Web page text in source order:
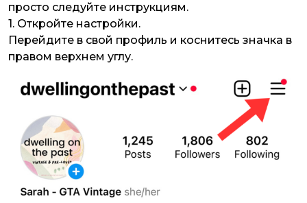
просто следуйте инструкциям.
1. Откройте настройки.
Перейдите в свой профиль и коснитесь значка в
правом верхнем углу.